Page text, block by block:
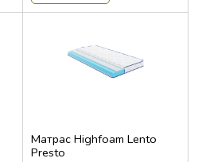
Матрас Highfoam Lento
Presto